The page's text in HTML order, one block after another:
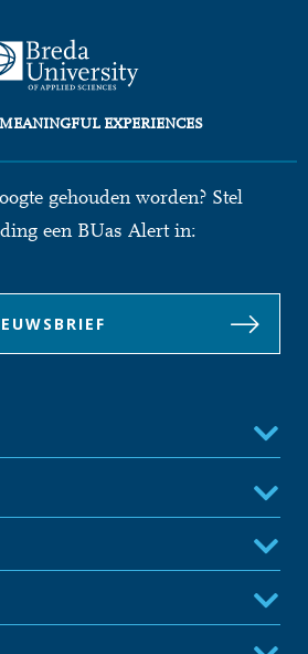
EXPERIENCES
gehouden worden? Stel
een BUas Alert in: